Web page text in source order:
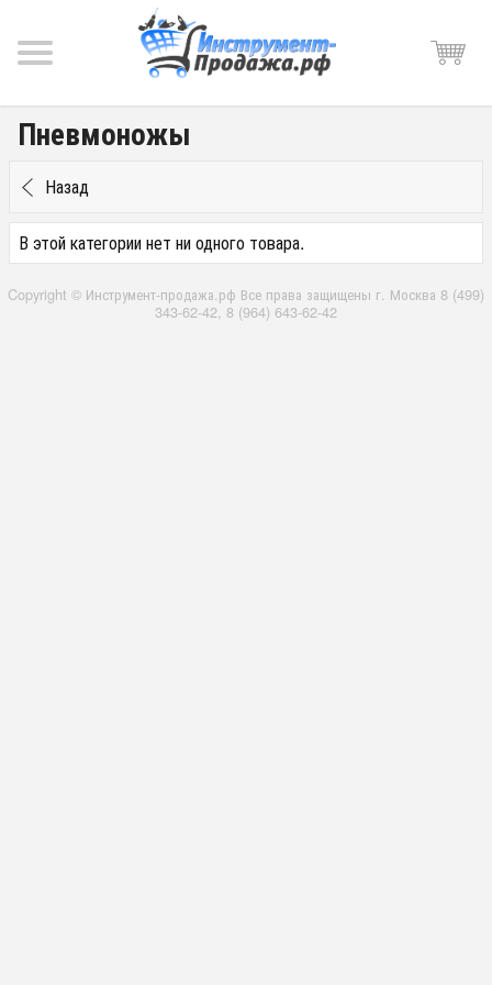
Пневмоножы
Назад
В этой категории нет ни одного товара.
Copyright © Инструмент-продажа.рф Все права защищены г. Москва 8 (499)
343-62-42, 8 (964) 643-62-42